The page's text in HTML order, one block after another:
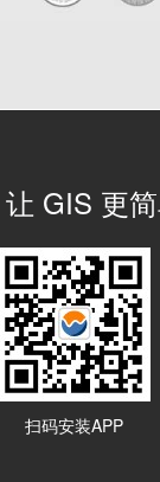
让 GIS 更
扫码安装APP